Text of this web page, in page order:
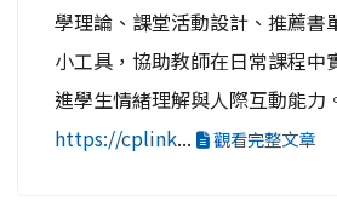
學理論、課堂活動設計、推薦書
小工具，協助教師在日常課程中
進學生情緒理解與人際互動能力
https://cplink... 觀看完整文章